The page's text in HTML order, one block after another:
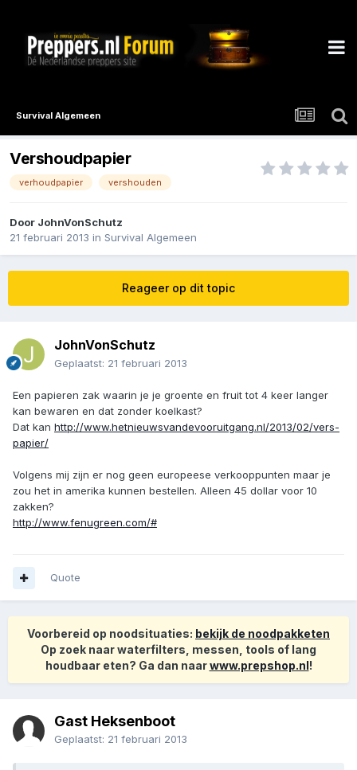
Survival Algemeen
Vershoudpapier
verhoudpapier vershouden
Door JohnVonSchutz
21 februari 2013 in Survival Algemeen
Reageer op dit topic
JohnVonSchutz
Geplaatst: 21 februari 2013
Een papieren zak waarin je je groente en fruit tot 4 keer langer
kan bewaren en dat zonder koelkast?
Dat kan http://www.hetnieuwsvandevooruitgang.nl/2013/02/vers-
papier/
Volgens mij zijn er nog geen europeese verkooppunten maar je
zou het in amerika kunnen bestellen. Alleen 45 dollar voor 10
zakken?
http://www.fenugreen.com/#
Quote
Voorbereid op noodsituaties: bekijk de noodpakketen
Op zoek naar waterfilters, messen, tools of lang
houdbaar eten? Ga dan naarwww.prepshop.nl!
Gast Heksenboot
Geplaatst: 21 februari 2013